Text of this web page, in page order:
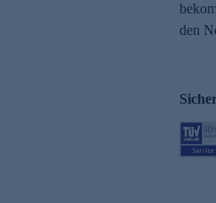
den